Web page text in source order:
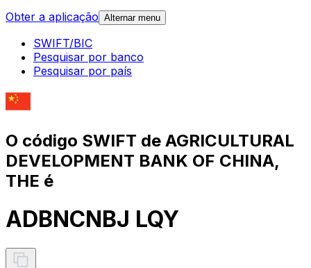
Obter a aplicação Alternar menu
SWIFT/BIC
Pesquisar por banco
Pesquisar por país
O código SWIFT de AGRICULTURAL
DEVELOPMENT BANK OF CHINA,
THE é
ADBNCNBJ LQY